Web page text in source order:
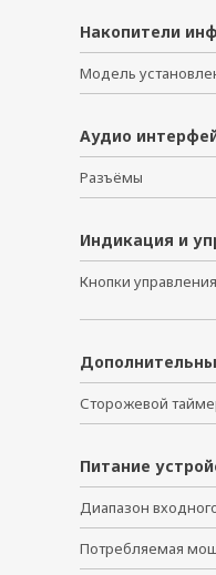
Накопители
Модель
Аудио
Разъёмы
Индикация и
Кнопки управления
Сторожевой
Питание
Диапазон
Потребляемая